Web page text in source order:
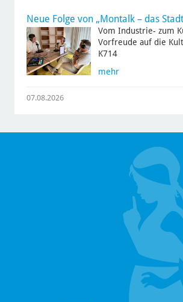
Neue Folge von „Montalk – das
Vom Industrie- zum
Vorfreude auf die
K714
mehr
07.08.2026